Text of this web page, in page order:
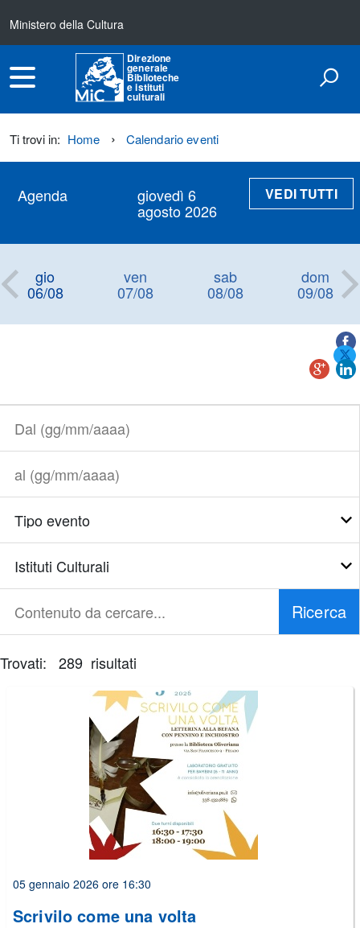
Ministero della Cultura
Direzione
generale
Biblioteche
e istituti
culturali
Ti trovi in: Home Calendario eventi
Agenda giovedì 6
agosto 2026
VEDI TUTTI
gio
06/08
ven
07/08
sab
08/08
dom
09/08
Dal
(gg/mm/aaaa)
al
(gg/mm/aaaa)
Tipo
evento
Tipo
Istituto
Contenuto
da
Ricerca
È
Trovati: 289 risultati
05 gennaio 2026 ore 16:30
Scrivilo come una volta